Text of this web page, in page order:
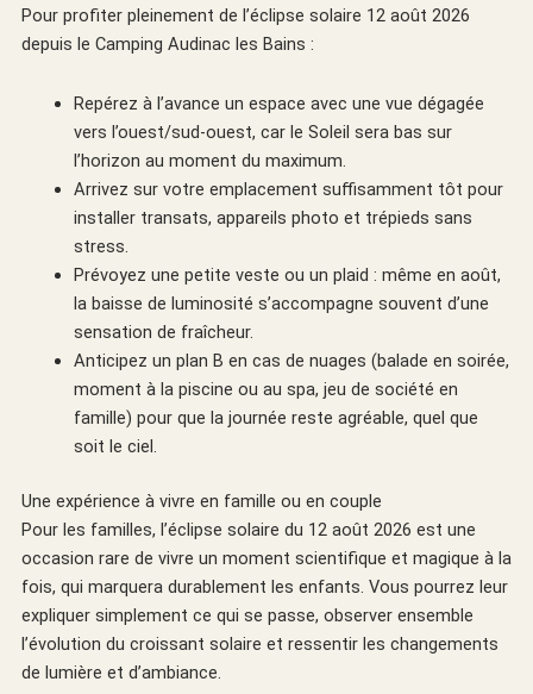
Pour profiter pleinement de l’éclipse solaire 12 août 2026
depuis le Camping Audinac les Bains :
Repérez à l’avance un espace avec une vue dégagée
vers l’ouest/sud-ouest, car le Soleil sera bas sur
l’horizon au moment du maximum.
Arrivez sur votre emplacement suffisamment tôt pour
installer transats, appareils photo et trépieds sans
stress.
Prévoyez une petite veste ou un plaid : même en août,
la baisse de luminosité s’accompagne souvent d’une
sensation de fraîcheur.
Anticipez un plan B en cas de nuages (balade en soirée,
moment à la piscine ou au spa, jeu de société en
famille) pour que la journée reste agréable, quel que
soit le ciel.
Une expérience à vivre en famille ou en couple
Pour les familles, l’éclipse solaire du 12 août 2026 est une
occasion rare de vivre un moment scientifique et magique à la
fois, qui marquera durablement les enfants. Vous pourrez leur
expliquer simplement ce qui se passe, observer ensemble
l’évolution du croissant solaire et ressentir les changements
de lumière et d’ambiance.